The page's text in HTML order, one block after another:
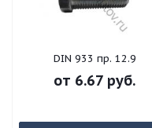
DIN 933 пр. 12.9
от 6.67 руб.